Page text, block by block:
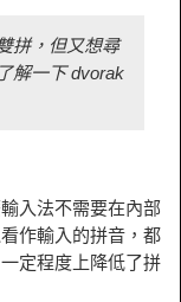
拼，但又想尋
解一下 dvorak
入法不需要在內部
作輸入的拼音，都
定程度上降低了拼